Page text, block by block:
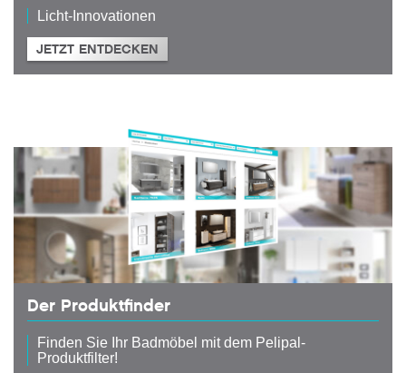
Licht-Innovationen
JETZT ENTDECKEN
Der Produktfinder
Finden Sie Ihr Badmöbel mit dem Pelipal-
Produktfilter!